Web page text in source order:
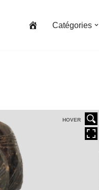
Catégories
HOVER